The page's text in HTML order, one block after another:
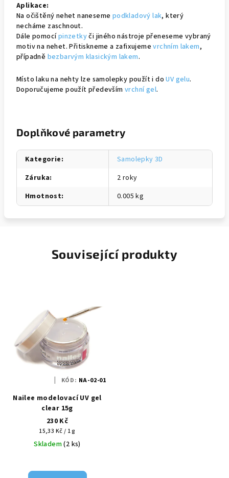
Aplikace:
Na očištěný nehet naneseme podkladový lak, který
necháme zaschnout.
Dále pomocípinzetkyči jiného nástroje přeneseme vybraný
motiv na nehet. Přitiskneme a zafixujemevrchním lakem,
případně bezbarvým klasickým lakem.
Místo laku na nehty lze samolepky použít i doUV gelu.
Doporučujeme použít především vrchní gel.
Doplňkové parametry
Kategorie:
Samolepky 3D
Záruka:
2 roky
Hmotnost: 0.005 kg
Související produkty
Nailee modelovací UV gel
clear 15g
230 Kč
Měrná
cena:
15,33 Kč / 1 g
Skladem(2 ks)
KÓD: NA-02-01